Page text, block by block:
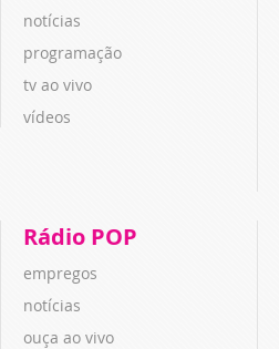
notícias
programação
tv ao vivo
vídeos
Rádio POP
empregos
notícias
ouça ao vivo